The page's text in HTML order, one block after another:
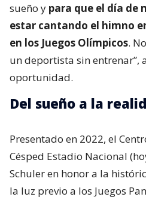
sueño y para que el día de
estar cantando el himno
en los Juegos Olímpicos.
un deportista sin entrenar”,
oportunidad.
Del sueño a la
Presentado en 2022, el
Césped Estadio Nacional
Schuler en honor a la
la luz previo a los Juegos